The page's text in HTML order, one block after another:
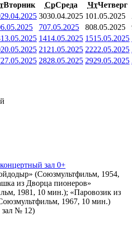
Вторник СрСреда ЧтЧетверг
29.04.2025 3030.04.2025 101.05.2025
707.05.2025 808.05.2025
13.05.2025 1414.05.2025 1515.05.2025
20.05.2025 21 21.05.2025 2222.05.2025
27.05.2025 2828.05.2025 2929.05.2025
зал 0+
(Союзмультфильм, 1954,
из Дворца пионеров»
1981, 10 мин.); «Паровозик из
1967, 10 мин.)
зал № 12)